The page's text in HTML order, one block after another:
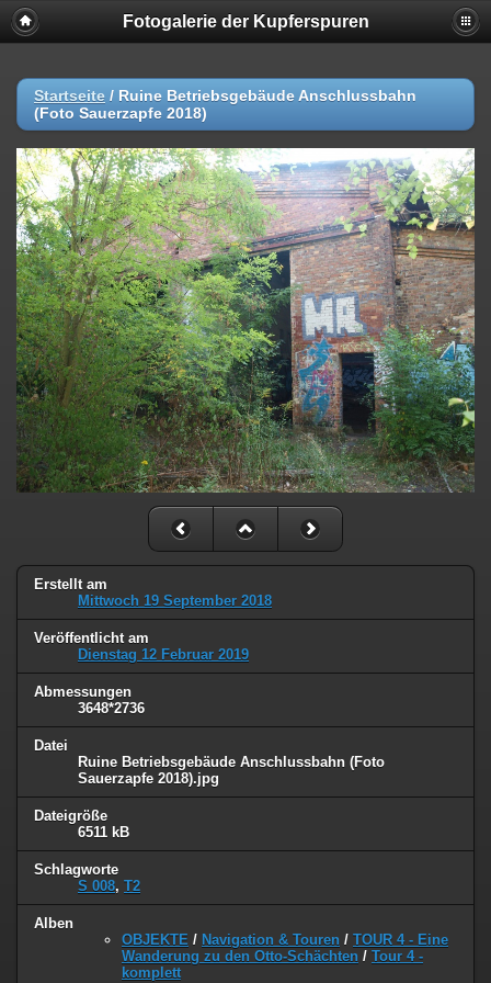
Fotogalerie der Kupferspuren
Startseite / Ruine Betriebsgebäude Anschlussbahn
(Foto Sauerzapfe 2018)
Erstellt am
Mittwoch 19 September 2018
Veröffentlicht am
Dienstag 12 Februar 2019
Abmessungen
3648*2736
Datei
Ruine Betriebsgebäude Anschlussbahn (Foto
Sauerzapfe 2018).jpg
Dateigröße
6511 kB
Schlagworte
S 008, T2
Alben
OBJEKTE / Navigation & Touren / TOUR 4 - Eine
Wanderung zu den Otto-Schächten / Tour 4 -
komplett